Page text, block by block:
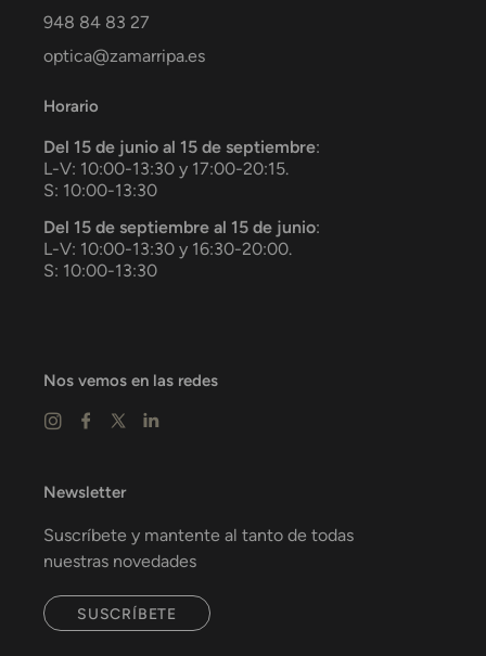
948 84 83 27
optica@zamarripa.es
Horario
Del 15 de junio al 15 de septiembre:
L-V: 10:00-13:30 y 17:00-20:15.
S: 10:00-13:30
Del 15 de septiembre al 15 de junio:
L-V: 10:00-13:30 y 16:30-20:00.
S: 10:00-13:30
Nos vemos en las redes
Newsletter
Suscríbete y mantente al tanto de todas
nuestras novedades
SUSCRÍBETE